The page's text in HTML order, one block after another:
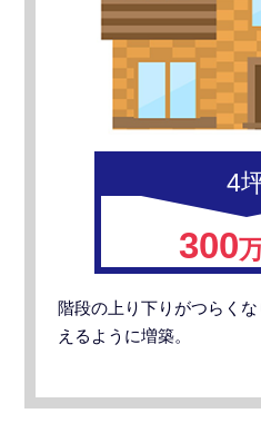
4
300
階段の上り下りがつらく
えるように増築。